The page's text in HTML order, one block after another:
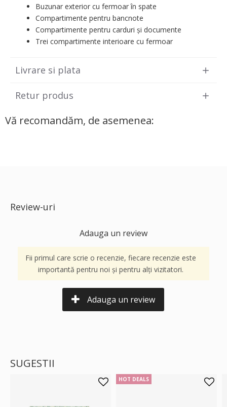
Buzunar exterior cu fermoar în spate
Compartimente pentru bancnote
Compartimente pentru carduri și documente
Trei compartimente interioare cu fermoar
Livrare si plata
Retur produs
Vă recomandăm, de asemenea:
Review-uri
Adauga un review
Fii primul care scrie o recenzie, fiecare recenzie este
importantă pentru noi și pentru alți vizitatori.
Adauga un review
SUGESTII
HOT DEALS